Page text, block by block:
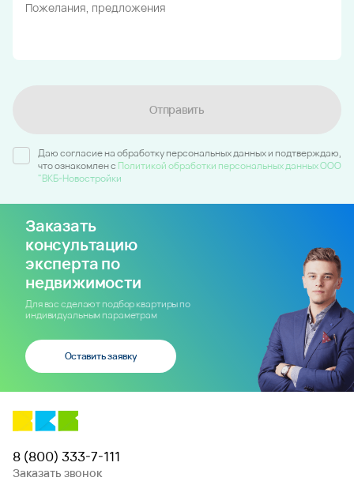
Отправить
Даю согласие на обработку персональных данных и подтверждаю,
что ознакомлен c Политикой обработки персональных данных ООО
"ВКБ-Новостройки
Заказать
консультацию
эксперта по
недвижимости
Для вас сделают подбор квартиры по
индивидуальным параметрам
Оставить заявку
8 (800) 333-7-111
Заказать звонок